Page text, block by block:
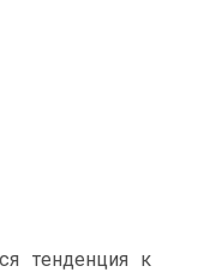
тенденция к